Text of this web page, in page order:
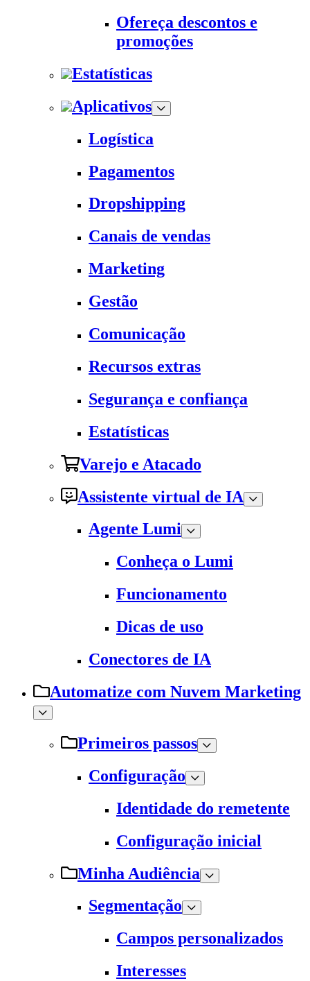
Ofereça descontos e
promoções
Estatísticas
Aplicativos
Logística
Pagamentos
Dropshipping
Canais de vendas
Marketing
Gestão
Comunicação
Recursos extras
Segurança e confiança
Estatísticas
Varejo e Atacado
Assistente virtual de IA
Agente Lumi
Conheça o Lumi
Funcionamento
Dicas de uso
Conectores de IA
Automatize com Nuvem Marketing
Primeiros passos
Configuração
Identidade do remetente
Configuração inicial
Minha Audiência
Segmentação
Campos personalizados
Interesses